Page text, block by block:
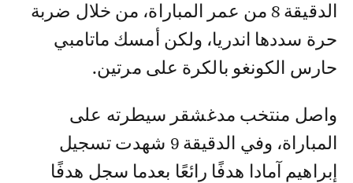
الدقيقة 8 من عمر المباراة، من خلال ضربة
حرة سددها اندريا، ولكن أمسك ماتامبي
حارس الكونغو بالكرة على مرتين.
واصل منتخب مدغشقر سيطرته على
المباراة، وفي الدقيقة 9 شهدت تسجيل
إبراهيم آمادا هدفًا رائعًا بعدما سجل هدفًا